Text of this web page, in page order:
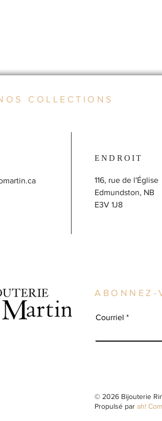
COLLECTIONS
ENDROIT
116, rue de l'Église
Edmundston, NB
E3V 1J8
ABONNEZ-
Courriel
© 2026 Bijouterie
Propulsé par ah!